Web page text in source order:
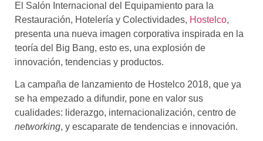
el café siempre tiene
algo nuevo que
enseñarnos
BOLSA DE TRABAJO
¡te imaginas vivir de tu pasión
CONTACTO
¡queremos saber
de ti!
El Salón Internacional del Equipamiento para la
Restauración, Hotelería y Colectividades, Hostelco,
presenta una nueva imagen corporativa inspirada en la
teoría del Big Bang, esto es, una explosión de
innovación, tendencias y productos.
La campaña de lanzamiento de Hostelco 2018, que ya
se ha empezado a difundir, pone en valor sus
cualidades: liderazgo, internacionalización, centro de
networking, y escaparate de tendencias e innovación.